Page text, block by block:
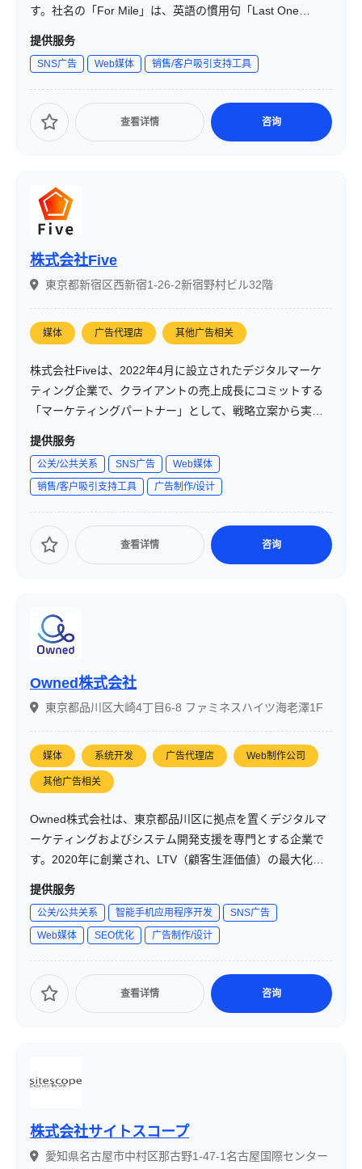
す。社名の「For Mile」は、英語の慣用句「Last One
Mile」に由来し、「お客様のための最後の砦」として、業
提供服务
SNS广告 Web媒体 销售/客户吸引支持工具
查看详情 咨询
株式会社Five
東京都新宿区西新宿1-26-2新宿野村ビル32階
媒体 广告代理店 其他广告相关
株式会社Fiveは、2022年4月に設立されたデジタルマーケ
ティング企業で、クライアントの売上成長にコミットする
「マーケティングパートナー」として、戦略立案から実行
までを一貫して支援しています。主にWeb広告運用、デザ
ています。
提供服务
公关/公共关系 SNS广告
Web媒体
销售/客户吸引支持工具
广告制作/设计
查看详情 咨询
Owned株式会社
東京都品川区大崎4丁目6-8 ファミネスハイツ海老澤1F
媒体 系统开发 广告代理店 Web制作公司
其他广告相关
Owned株式会社は、東京都品川区に拠点を置くデジタルマ
ーケティングおよびシステム開発支援を専門とする企業で
す。2020年に創業され、LTV（顧客生涯価値）の最大化を
目指し、戦略と技術を融合させた支援を提供しています。
持続的な成長を加速させることを使命としています。
提供服务
公关/公共关系 智能手机应用程序开发
SNS广告
Web媒体
SEO优化 广告制作/设计
查看详情 咨询
株式会社サイトスコープ
愛知県名古屋市中村区那古野1-47-1名古屋国際センター